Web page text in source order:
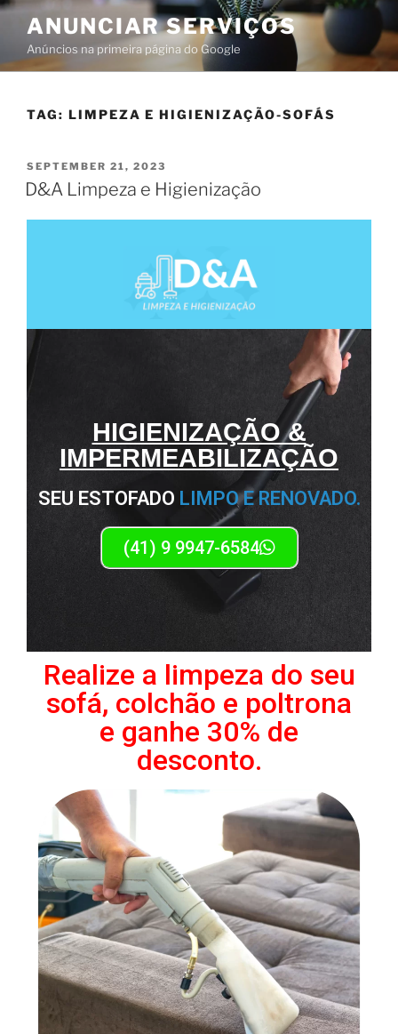
ANUNCIAR SERVIÇOS
Anúncios na primeira página do Google
TAG: LIMPEZA E HIGIENIZAÇÃO-SOFÁS
SEPTEMBER 21, 2023
D&A Limpeza e Higienização
HIGIENIZAÇÃO &
IMPERMEABILIZAÇÃO
SEU ESTOFADO LIMPO E RENOVADO.
(41) 9 9947-6584
Realize a limpeza do seu
sofá, colchão e poltrona
e ganhe 30% de
desconto.